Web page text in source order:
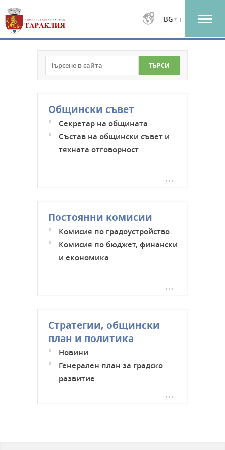
BG
Общински съвет
Секретар на общината
Състав на общински съвет и
тяхната отговорност
Постоянни комисии
Комисия по градоустройство
Комисия по бюджет, финански
и економика
Стратегии, общински
план и политика
Новини
Генерален план за градско
развитие